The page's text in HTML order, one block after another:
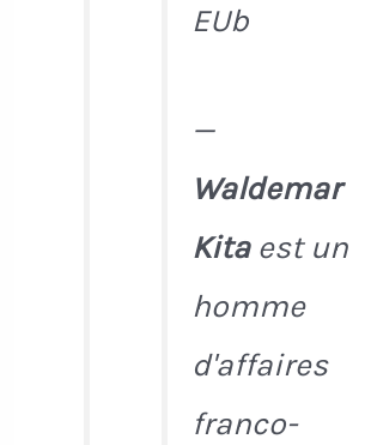
EUb
—
Waldemar
Kitaest un
homme
d'affaires
franco-